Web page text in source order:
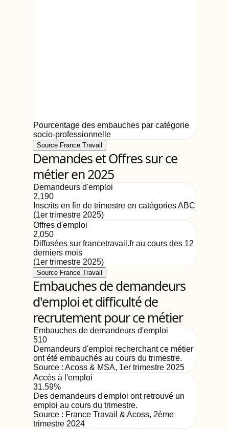
Pourcentage des embauches par catégorie
socio-professionnelle
Source France Travail
Demandes et Offres sur ce
métier en 2025
Demandeurs d'emploi
2,190
Inscrits en fin de trimestre en catégories ABC
(1er trimestre 2025)
Offres d'emploi
2,050
Diffusées sur francetravail.fr au cours des 12
derniers mois
(1er trimestre 2025)
Source France Travail
Embauches de demandeurs
d'emploi et difficulté de
recrutement pour ce métier
Embauches de demandeurs d'emploi
510
Demandeurs d'emploi recherchant ce métier
ont été embauchés au cours du trimestre.
Source : Acoss & MSA, 1er trimestre 2025
Accès à l'emploi
31.59%
Des demandeurs d'emploi ont retrouvé un
emploi au cours du trimestre.
Source : France Travail & Acoss, 2ème
trimestre 2024